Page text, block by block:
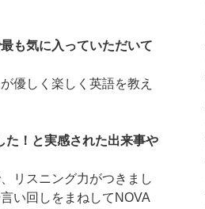
も気に入っていただいて
優しく楽しく英語を教え
た！と実感された出来事や
リスニング力がつきまし
い回しをまねしてNOVA